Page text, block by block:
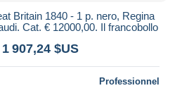
Britain 1840 - 1 p. nero, Regina
Cat. € 12000,00. Il francobollo
907,24 $US
Professionnel